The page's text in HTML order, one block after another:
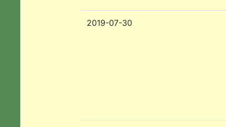
2019-07-30